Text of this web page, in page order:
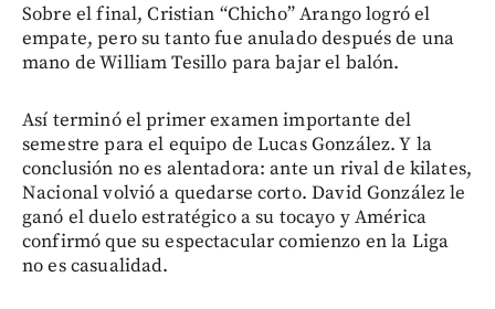
Sobre el final, Cristian “Chicho” Arango logró el
empate, pero su tanto fue anulado después de una
mano de William Tesillo para bajar el balón.
Así terminó el primer examen importante del
semestre para el equipo de Lucas González. Y la
conclusión no es alentadora: ante un rival de kilates,
Nacional volvió a quedarse corto. David González le
ganó el duelo estratégico a su tocayo y América
confirmó que su espectacular comienzo en la Liga
no es casualidad.